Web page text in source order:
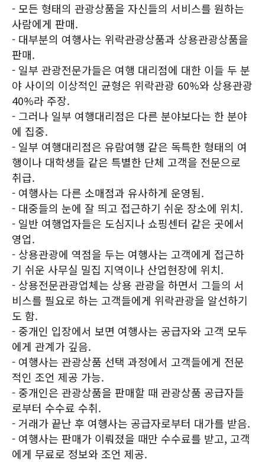
- 모든 형태의 관광상품을 자신들의 서비스를 원하는
사람에게 판매.
- 대부분의 여행사는 위락관광상품과 상용관광상품을
판매.
- 일부 관광전문가들은 여행 대리점에 대한 이들 두 분
야 사이의 이상적인 균형은 위락관광 60%와 상용관광
40%라 주장.
- 그러나 일부 여행대리점은 다른 분야보다는 한 분야
에 집중.
- 일부 여행대리점은 유람여행 같은 독특한 형태의 여
행이나 대학생들 같은 특별한 단체 고객을 전문으로
취급.
- 여행사는 다른 소매점과 유사하게 운영됨.
- 대중들의 눈에 잘 띄고 접근하기 쉬운 장소에 위치.
- 일반 여행업자들은 도심지나 쇼핑센터 같은 곳에서
영업.
- 상용관광에 역점을 두는 여행사는 고객에게 접근하
기 쉬운 사무실 밀집 지역이나 산업현장에 위치.
- 상용전문관광업체는 상용 관광을 하면서 그들의 서
비스를 필요로 하는 고객들에게 위락관광을 알선하기
도 함.
- 중개인 입장에서 보면 여행사는 공급자와 고객 모두
에게 관계가 깊음.
- 여행사는 관광상품 선택 과정에서 고객들에게 전문
적인 조언 제공 가능.
- 중개인은 관광상품을 판매할 때 관광상품 공급자들
로부터 수수료 수취.
- 거래가 끝난 후 여행사는 공급자로부터 대가를 받음.
- 여행사는 판매가 이뤄졌을 때만 수수료를 받고, 고객
에게 무료로 정보와 조언 제공.